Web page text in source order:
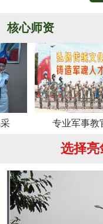
核心师资
专业军事教官
选择亮